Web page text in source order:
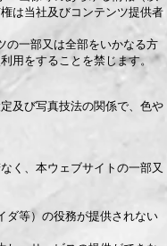
は当社及びコンテンツ提供者
の一部又は全部をいかなる方
用をすることを禁じます。
及び写真技法の関係で、色や
く、本ウェブサイトの一部又
ダ等）の役務が提供されない